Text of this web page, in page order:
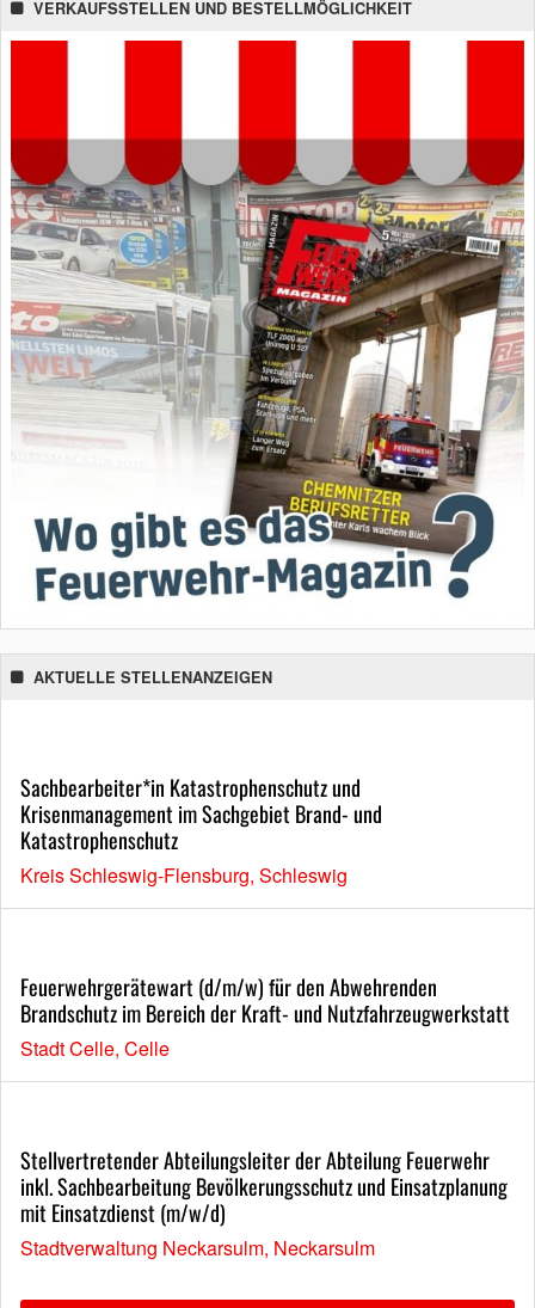
VERKAUFSSTELLEN UND BESTELLMÖGLICHKEIT
AKTUELLE STELLENANZEIGEN
Sachbearbeiter*in Katastrophenschutz und
Krisenmanagement im Sachgebiet Brand- und
Katastrophenschutz
Kreis Schleswig-Flensburg, Schleswig
Feuerwehrgerätewart (d/m/w) für den Abwehrenden
Brandschutz im Bereich der Kraft- und Nutzfahrzeugwerkstatt
Stadt Celle, Celle
Stellvertretender Abteilungsleiter der Abteilung Feuerwehr
inkl. Sachbearbeitung Bevölkerungsschutz und Einsatzplanung
mit Einsatzdienst (m/w/d)
Stadtverwaltung Neckarsulm, Neckarsulm